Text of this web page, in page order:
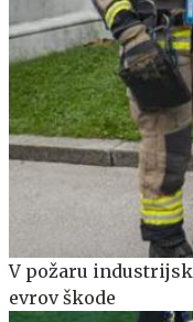
V požaru
evrov škode